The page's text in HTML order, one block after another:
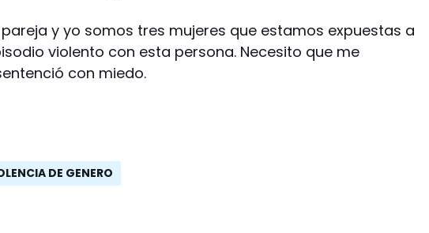
pareja y yo somos tres mujeres que estamos expuestas a
violento con esta persona. Necesito que me
con miedo.
DE GENERO